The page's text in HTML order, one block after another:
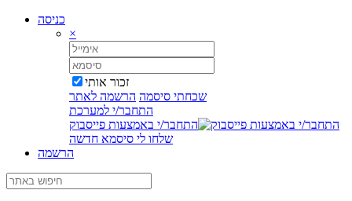
כניסה
×
זכור אותי
שכחתי סיסמה הרשמה לאתר
התחבר/י למערכת
התחבר/י באמצעות פייסבוק
שלחו לי סיסמא חדשה
הרשמה